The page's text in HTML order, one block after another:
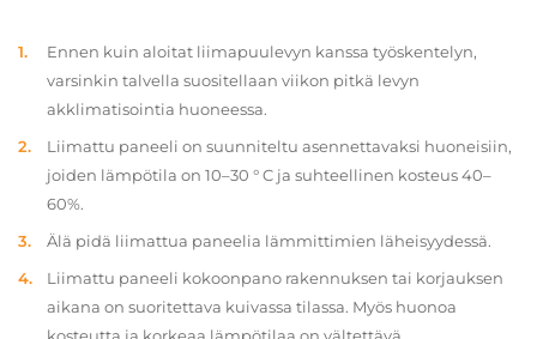
Ennen kuin aloitat liimapuulevyn kanssa työskentelyn,
varsinkin talvella suositellaan viikon pitkä levyn
akklimatisointia huoneessa.
Liimattu paneeli on suunniteltu asennettavaksi huoneisiin,
joiden lämpötila on 10–30 ° C ja suhteellinen kosteus 40–
60%.
Älä pidä liimattua paneelia lämmittimien läheisyydessä.
Liimattu paneeli kokoonpano rakennuksen tai korjauksen
aikana on suoritettava kuivassa tilassa. Myös huonoa